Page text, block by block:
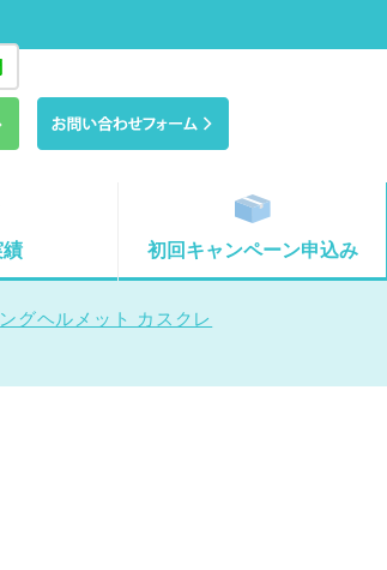
初回キャンペーン申込み
グヘルメット カスクレ